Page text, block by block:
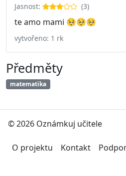
Jasnost:
(3)
te amo mami 🥺🥺🥺
vytvořeno: 1 rk
Předměty
matematika
© 2026 Oznámkuj učitele
O projektu Kontakt